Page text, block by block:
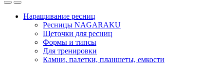
Наращивание ресниц
Ресницы NAGARAKU
Щеточки для ресниц
Формы и типсы
Для тренировки
Камни, палетки, планшеты, емкости